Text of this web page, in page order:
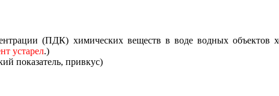
(ПДК) химических веществ в воде водных объектов
устарел.)
показатель, привкус)